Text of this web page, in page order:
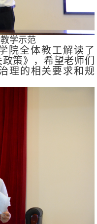
学示范
院全体教工解读了
策》，希望老师们
理的相关要求和规